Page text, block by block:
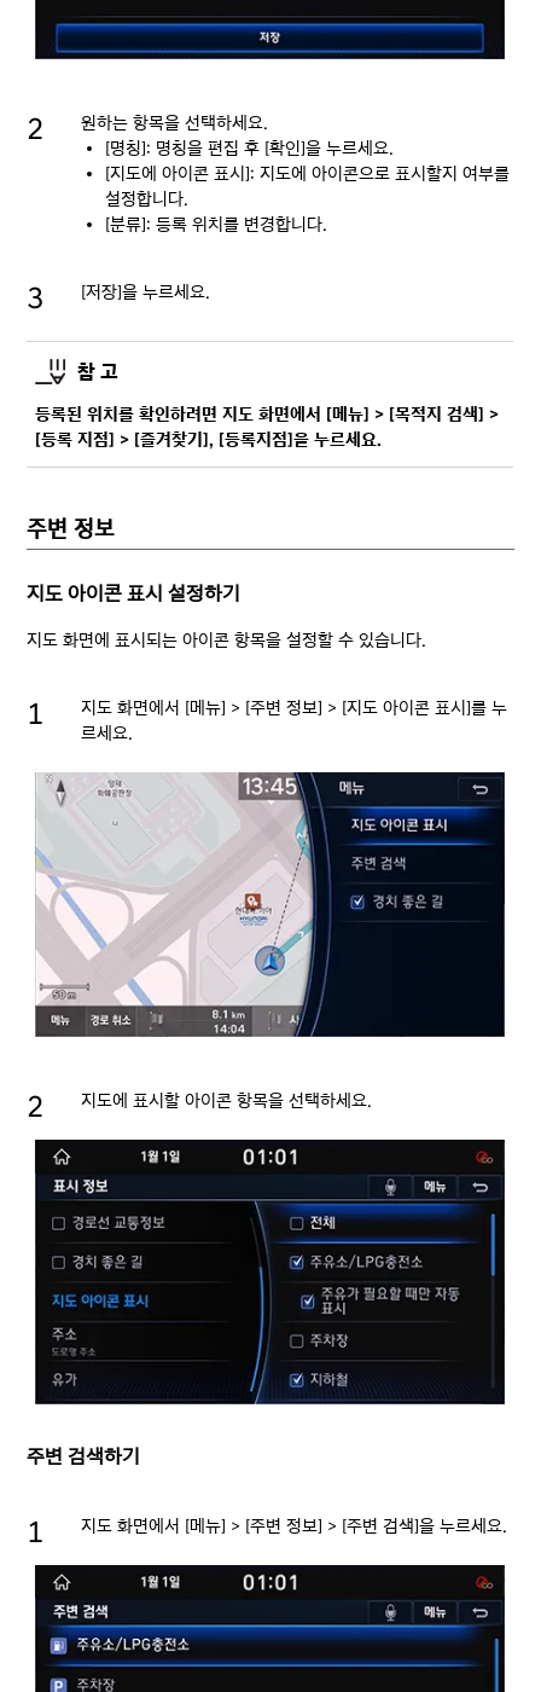
원하는 항목을 선택하세요.
[명칭]: 명칭을 편집 후 [확인]을 누르세요.
[지도에 아이콘 표시]: 지도에 아이콘으로 표시할지 여부를
설정합니다.
[분류]: 등록 위치를 변경합니다.
[저장]을 누르세요.
참 고
등록된 위치를 확인하려면 지도 화면에서 [메뉴] > [목적지 검색] >
[등록 지점] > [즐겨찾기], [등록지점]을 누르세요.
주변 정보
지도 아이콘 표시 설정하기
지도 화면에 표시되는 아이콘 항목을 설정할 수 있습니다.
지도 화면에서 [메뉴] > [주변 정보] > [지도 아이콘 표시]를 누
르세요.
지도에 표시할 아이콘 항목을 선택하세요.
주변 검색하기
지도 화면에서 [메뉴] > [주변 정보] > [주변 검색]을 누르세요.